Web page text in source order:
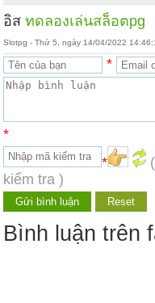
อิสทดลองเล่นสล็อตpg
Slotpg - Thứ 5, ngày 14/04/2022
*
*
*
kiểm tra )
Bình luận trên